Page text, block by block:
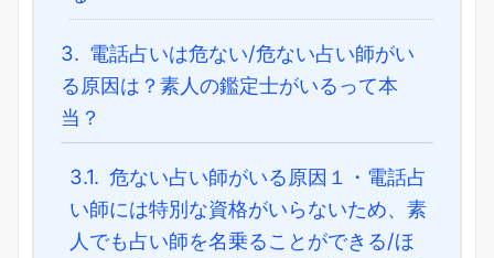
3. 電話占いは危ない/危ない占い師がい
る原因は？素人の鑑定士がいるって本
当？
3.1. 危ない占い師がいる原因１・電話占
い師には特別な資格がいらないため、素
人でも占い師を名乗ることができる/ほ